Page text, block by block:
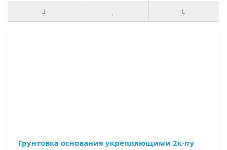
Грунтовка основания укрепляющими 2к-пу